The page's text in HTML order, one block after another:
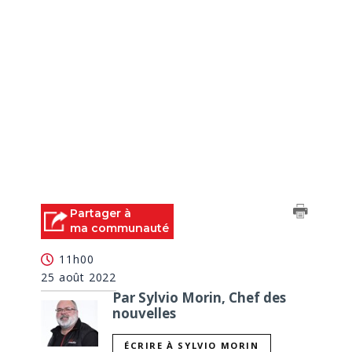
Partager à
ma communauté
11h00
25 août 2022
Par Sylvio Morin, Chef des
nouvelles
ÉCRIRE À SYLVIO MORIN